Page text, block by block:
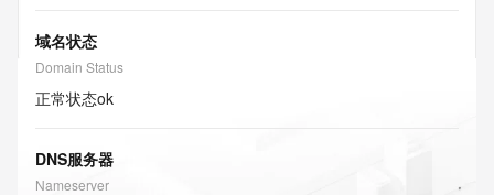
域名状态
Domain Status
正常状态ok
DNS服务器
Nameserver